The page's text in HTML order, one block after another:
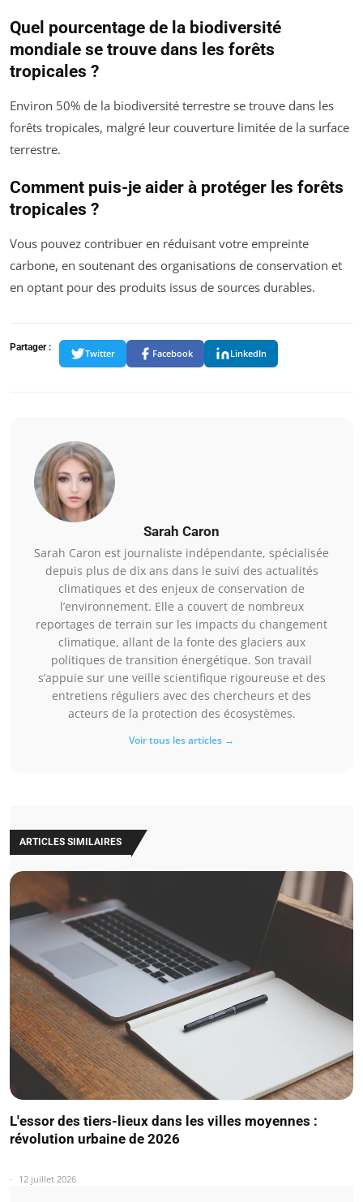
Quel pourcentage de la biodiversité
mondiale se trouve dans les forêts
tropicales ?
Environ 50% de la biodiversité terrestre se trouve dans les
forêts tropicales, malgré leur couverture limitée de la surface
terrestre.
Comment puis-je aider à protéger les forêts
tropicales ?
Vous pouvez contribuer en réduisant votre empreinte
carbone, en soutenant des organisations de conservation et
en optant pour des produits issus de sources durables.
Partager :
Twitter Facebook LinkedIn
Sarah Caron
Sarah Caron est journaliste indépendante, spécialisée
depuis plus de dix ans dans le suivi des actualités
climatiques et des enjeux de conservation de
l’environnement. Elle a couvert de nombreux
reportages de terrain sur les impacts du changement
climatique, allant de la fonte des glaciers aux
politiques de transition énergétique. Son travail
s’appuie sur une veille scientifique rigoureuse et des
entretiens réguliers avec des chercheurs et des
acteurs de la protection des écosystèmes.
Voir tous les articles →
ARTICLES SIMILAIRES
L'essor des tiers-lieux dans les villes moyennes :
révolution urbaine de 2026
12 juillet 2026